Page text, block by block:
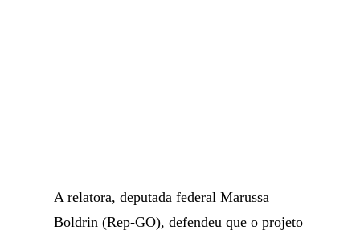
A relatora, deputada federal Marussa
Boldrin (Rep-GO), defendeu que o projeto